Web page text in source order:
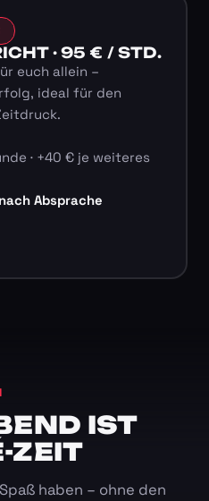
· 95 € / STD.
euch allein –
ideal für den
· +40 € je weiteres
Absprache
IST
ZEIT
haben – ohne den